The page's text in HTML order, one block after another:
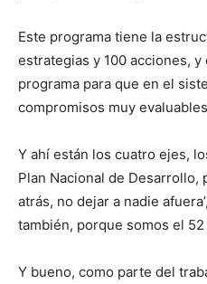
Este programa tiene la
estrategias y 100 acciones,
programa para que en el
compromisos muy
Y ahí están los cuatro ejes,
Plan Nacional de Desarrollo,
atrás, no dejar a nadie
también, porque somos el
Y bueno, como parte del